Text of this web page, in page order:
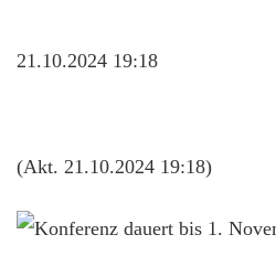
21.10.2024 19:18
(Akt. 21.10.2024 19:18)